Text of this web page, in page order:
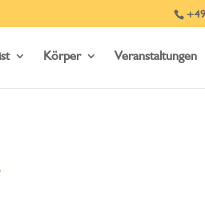
Körper Veranstaltungen